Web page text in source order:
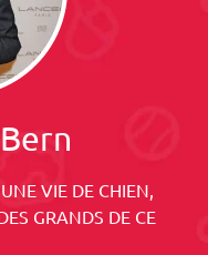
VIE DE CHIEN,
GRANDS DE CE